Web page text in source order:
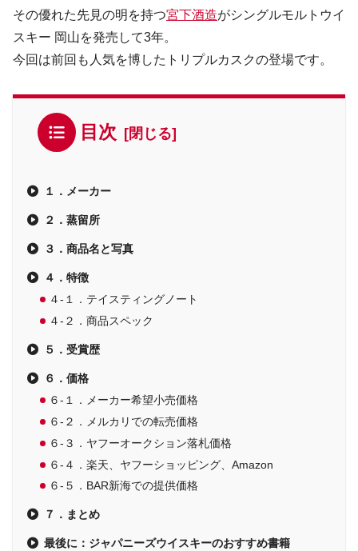
その優れた先見の明を持つ宮下酒造がシングルモルトウイ
スキー 岡山を発売して3年。
今回は前回も人気を博したトリプルカスクの登場です。
目次
１．メーカー
２．蒸留所
３．商品名と写真
４．特徴
４-１．テイスティングノート
４-２．商品スペック
５．受賞歴
６．価格
６-１．メーカー希望小売価格
６-２．メルカリでの転売価格
６-３．ヤフーオークション落札価格
６-４．楽天、ヤフーショッピング、Amazon
６-５．BAR新海での提供価格
７．まとめ
最後に：ジャパニーズウイスキーのおすすめ書籍